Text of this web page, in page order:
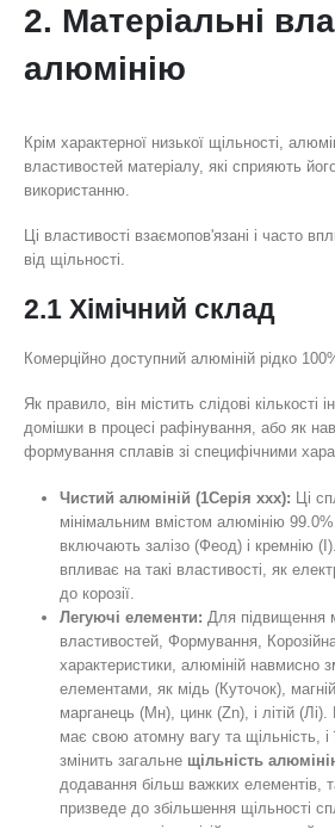
2. Матеріальні
алюмінію
Крім характерної низької щільності,
властивостей матеріалу, які сприяють
використанню.
Ці властивості взаємопов'язані і часто
від щільності.
2.1 Хімічний склад
Комерційно доступний алюміній рідко
Як правило, він містить слідові кількості
домішки в процесі рафінування, або як
формування сплавів зі специфічними
Чистий алюміній (1Серія xxx): Ці
мінімальним вмістом алюмінію
включають залізо (Феод) і кремнію
впливає на такі властивості, як
до корозії.
Легуючі елементи: Для підвищення
властивостей, Формування, Корозійна
характеристики, алюміній навмисно
елементами, як мідь (Куточок),
марганець (Мн), цинк (Zn), і літій
має свою атомну вагу та щільність,
змінить загальне щільність
додавання більш важких елементів,
призведе до збільшення щільності